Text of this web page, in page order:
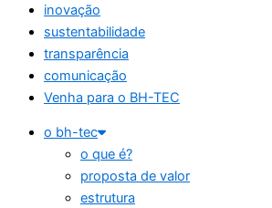
inovação
sustentabilidade
transparência
comunicação
Venha para o BH-TEC
o bh-tec
o que é?
proposta de valor
estrutura